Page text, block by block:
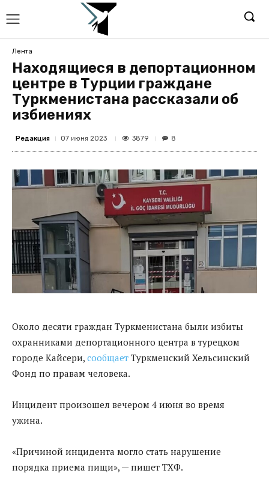
Лента
Находящиеся в депортационном
центре в Турции граждане
Туркменистана рассказали об
избиениях
Редакция 07 июня 2023 3879 8
Около десяти граждан Туркменистана были избиты
охранниками депортационного центра в турецком
городе Кайсери, сообщает Туркменский Хельсинский
Фонд по правам человека.
Инцидент произошел вечером 4 июня во время
ужина.
«Причиной инцидента могло стать нарушение
порядка приема пищи», — пишет ТХФ.